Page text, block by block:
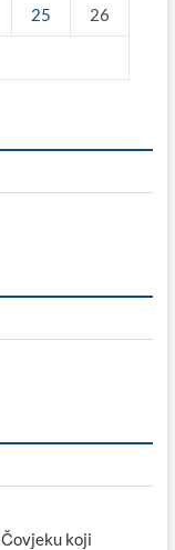
25 26
Čovjeku koji